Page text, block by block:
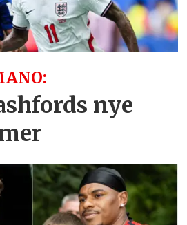
nye